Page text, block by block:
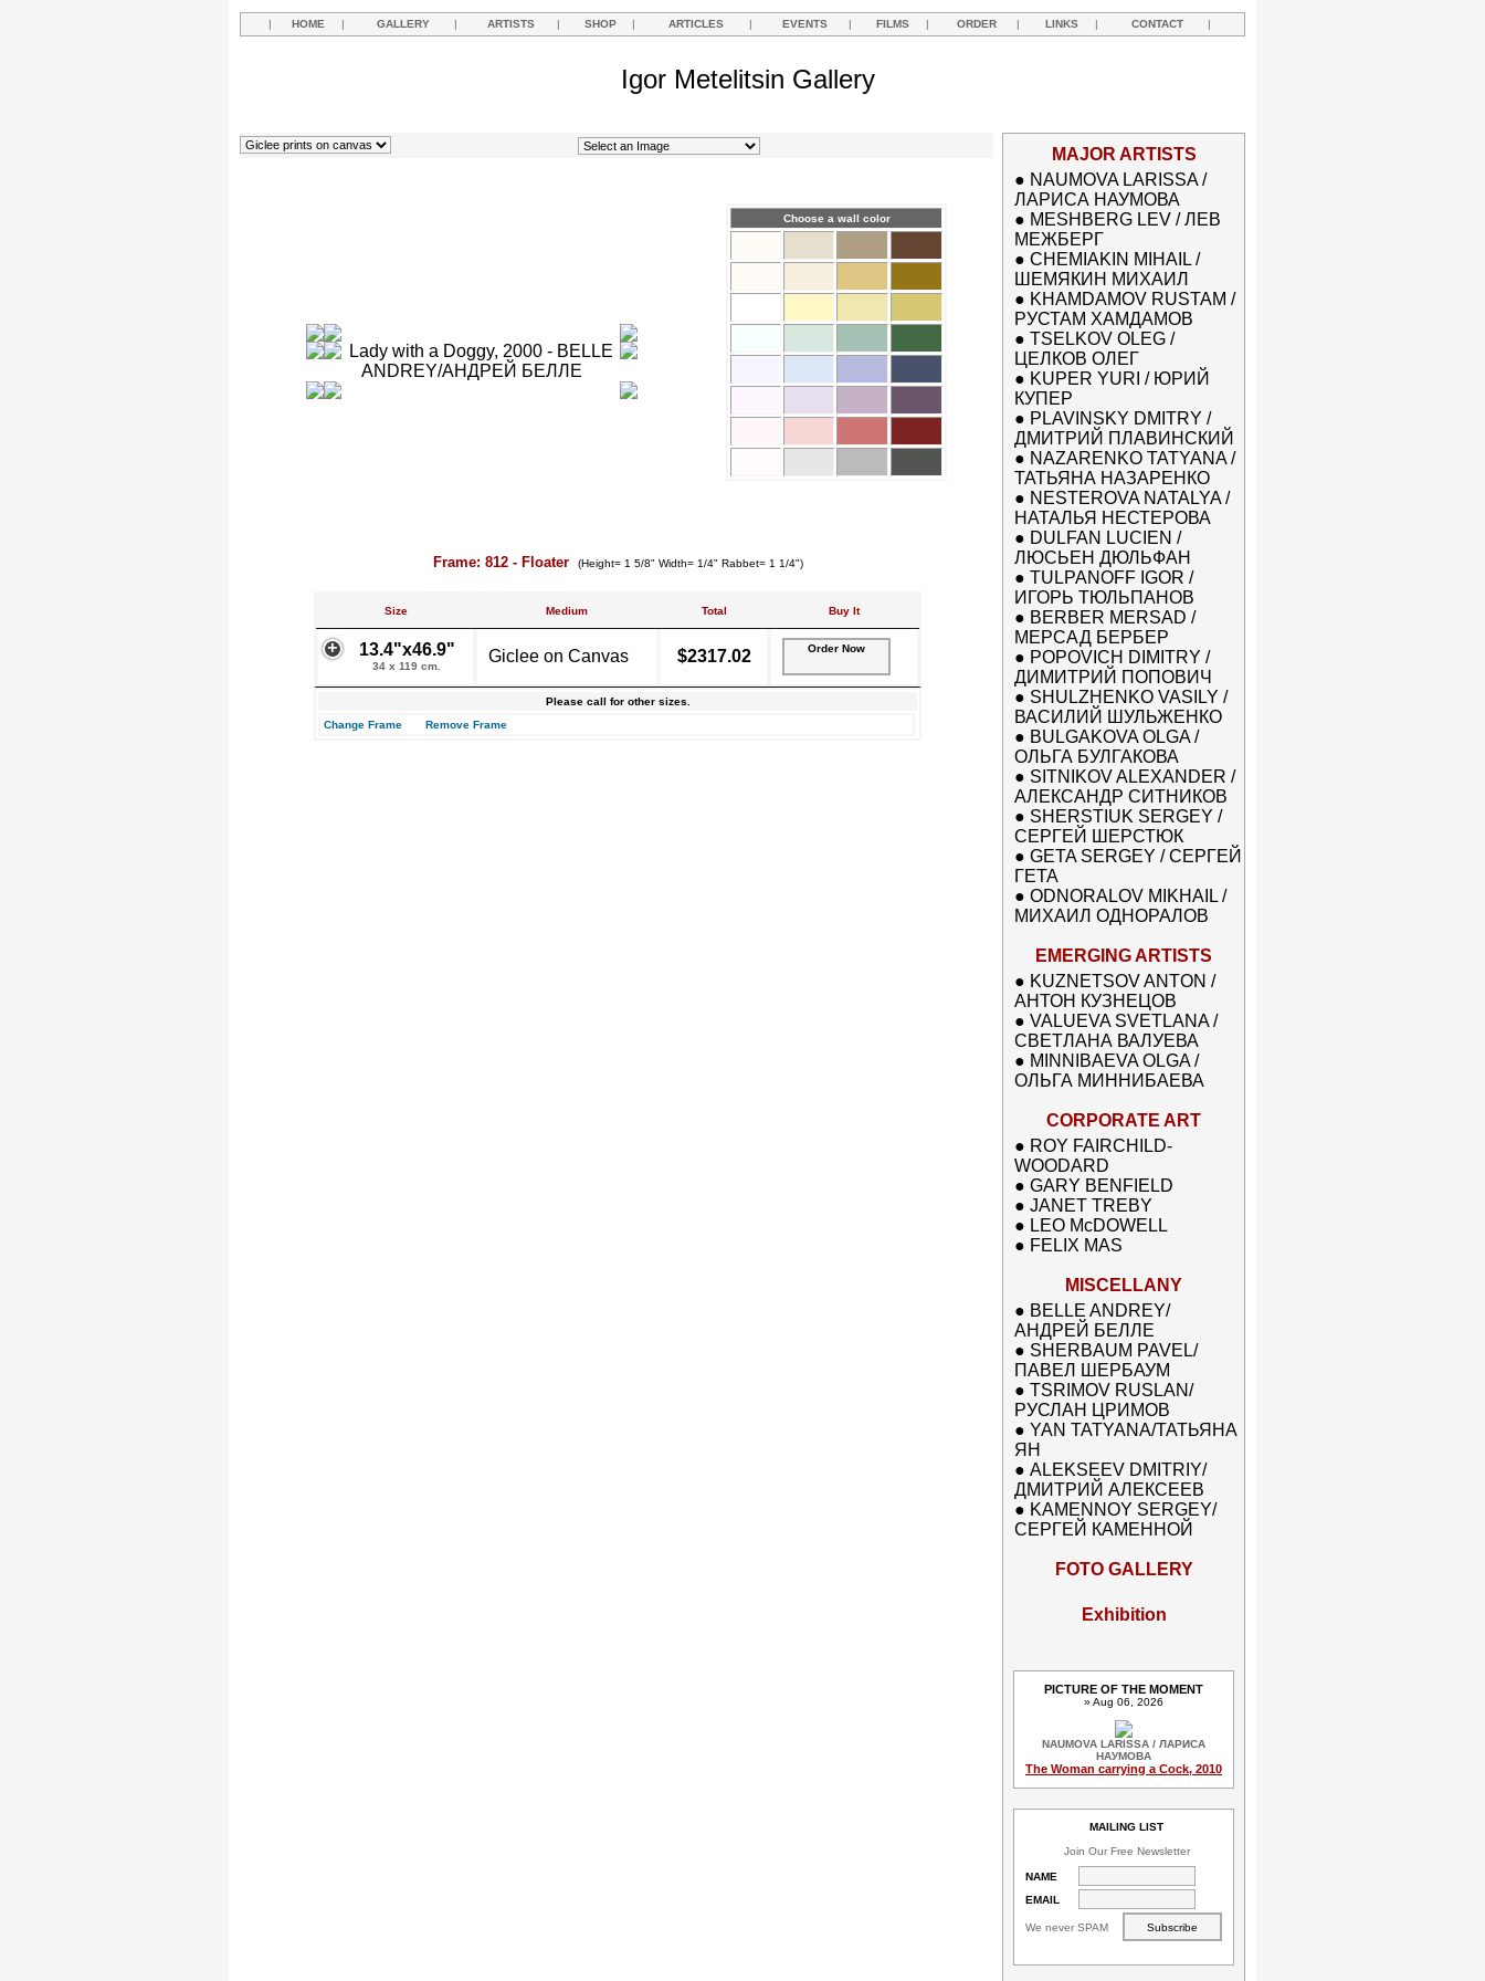
| HOME | GALLERY | ARTISTS | SHOP | ARTICLES | EVENTS | FILMS | ORDER | LINKS | CONTACT |
Igor Metelitsin Gallery
Choose a wall color
Frame: 812 - Floater (Height= 1 5/8" Width= 1/4" Rabbet= 1 1/4")
Size Medium Total Buy It
13.4"x46.9"
34 x 119 cm.
Giclee on Canvas $2317.02 Order Now
Please call for other sizes.
Change Frame
Remove Frame
MAJOR ARTISTS
● NAUMOVA LARISSA /
ЛАРИСА НАУМОВА
● MESHBERG LEV / ЛЕВ
МЕЖБЕРГ
● CHEMIAKIN MIHAIL /
ШЕМЯКИН МИХАИЛ
● KHAMDAMOV RUSTAM /
РУСТАМ ХАМДАМОВ
● TSELKOV OLEG /
ЦЕЛКОВ ОЛЕГ
● KUPER YURI / ЮРИЙ
КУПЕР
● PLAVINSKY DMITRY /
ДМИТРИЙ ПЛАВИНСКИЙ
● NAZARENKO TATYANA /
ТАТЬЯНА НАЗАРЕНКО
● NESTEROVA NATALYA /
НАТАЛЬЯ НЕСТЕРОВА
● DULFAN LUCIEN /
ЛЮСЬЕН ДЮЛЬФАН
● TULPANOFF IGOR /
ИГОРЬ ТЮЛЬПАНОВ
● BERBER MERSAD /
МЕРСАД БЕРБЕР
● POPOVICH DIMITRY /
ДИМИТРИЙ ПОПОВИЧ
● SHULZHENKO VASILY /
ВАСИЛИЙ ШУЛЬЖЕНКО
● BULGAKOVA OLGA /
ОЛЬГА БУЛГАКОВА
● SITNIKOV ALEXANDER /
АЛЕКСАНДР СИТНИКОВ
● SHERSTIUK SERGEY /
СЕРГЕЙ ШЕРСТЮК
● GETA SERGEY / СЕРГЕЙ
ГЕТА
● ODNORALOV MIKHAIL /
МИХАИЛ ОДНОРАЛОВ
EMERGING ARTISTS
● KUZNETSOV ANTON /
АНТОН КУЗНЕЦОВ
● VALUEVA SVETLANA /
СВЕТЛАНА ВАЛУЕВА
● MINNIBAEVA OLGA /
ОЛЬГА МИННИБАЕВА
CORPORATE ART
● ROY FAIRCHILD-
WOODARD
● GARY BENFIELD
● JANET TREBY
● LEO McDOWELL
● FELIX MAS
MISCELLANY
● BELLE ANDREY/
АНДРЕЙ БЕЛЛЕ
● SHERBAUM PAVEL/
ПАВЕЛ ШЕРБАУМ
● TSRIMOV RUSLAN/
РУСЛАН ЦРИМОВ
● YAN TATYANA/ТАТЬЯНА
ЯН
● ALEKSEEV DMITRIY/
ДМИТРИЙ АЛЕКСЕЕВ
● KAMENNOY SERGEY/
СЕРГЕЙ КАМЕННОЙ
FOTO GALLERY
Exhibition
PICTURE OF THE MOMENT
» Aug 06, 2026
NAUMOVA LARISSA / ЛАРИСА
НАУМОВА
The Woman carrying a Cock, 2010
MAILING LIST
Join Our Free Newsletter
NAME
EMAIL
We never SPAM